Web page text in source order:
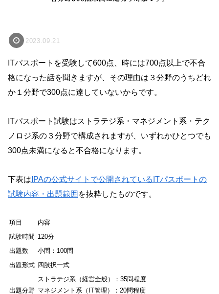
2023.09.21
ITパスポートを受験して600点、時には700点以上で不合
格になった話を聞きますが、その理由は３分野のうちどれ
か１分野で300点に達していないからです。
ITパスポート試験はストラテジ系・マネジメント系・テク
ノロジ系の３分野で構成されますが、いずれかひとつでも
300点未満になると不合格になります。
下表は IPAの公式サイトで公開されているITパスポートの
試験内容・出題範囲 を抜粋したものです。
項目
内容
試験時間 120分
出題数
小問：100問
出題形式 四肢択一式
出題分野
ストラテジ系（経営全般）：35問程度
マネジメント系（IT管理）：20問程度